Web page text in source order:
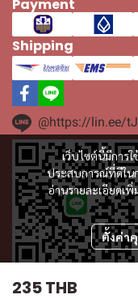
235 THB
เว็บไซต์นี้มีการ
ประสบการณ์ที่ดีใน
อ่านรายละเอียดเพิ่
ตั้งค่า
Payment
Shipping
@https://lin.ee/